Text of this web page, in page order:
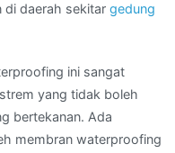
di daerah sekitar gedung
ini sangat
yang tidak boleh
bertekanan. Ada
membran waterproofing